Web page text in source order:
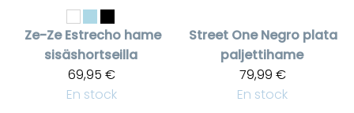
Ze-Ze Estrecho hame
sisäshortseilla
69,95 €
En stock
Street One Negro plata
paljettihame
79,99 €
En stock